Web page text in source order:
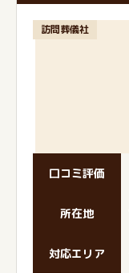
訪問葬儀社
口コミ評価
所在地
対応エリア